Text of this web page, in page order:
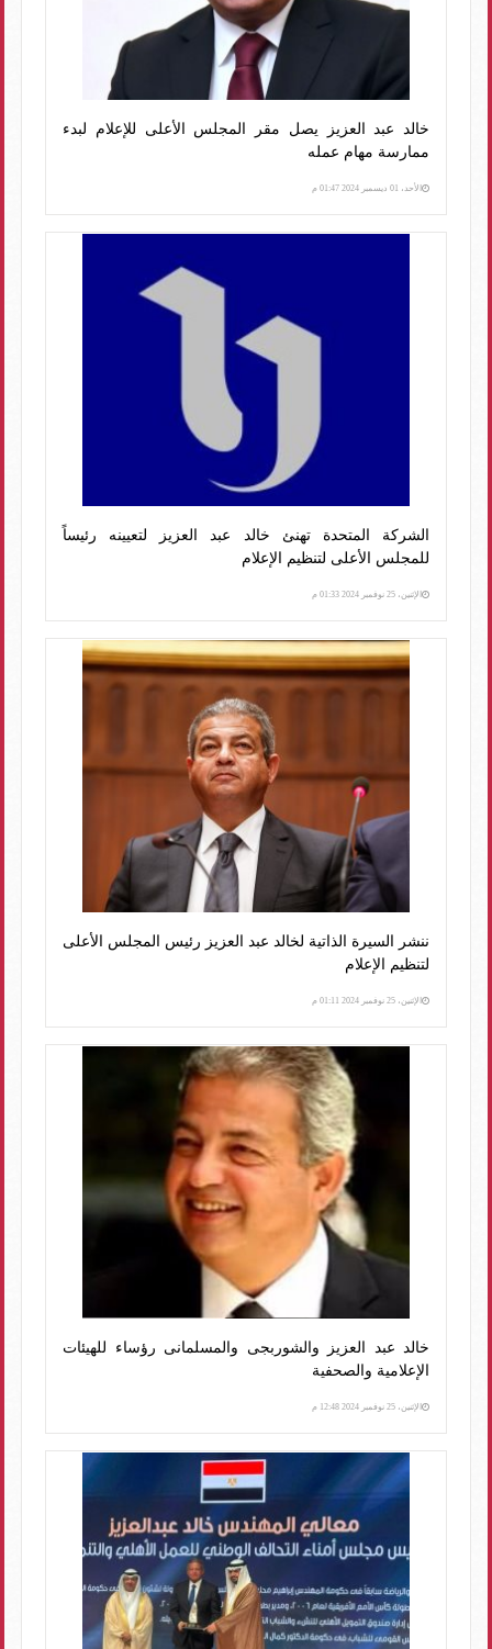
خالد عبد العزيز يصل مقر المجلس الأعلى للإعلام لبدء
ممارسة مهام عمله
الأحد، 01 ديسمبر 2024 01:47 م
الشركة المتحدة تهنئ خالد عبد العزيز لتعيينه رئيساً
للمجلس الأعلى لتنظيم الإعلام
الإثنين، 25 نوفمبر 2024 01:33 م
ننشر السيرة الذاتية لخالد عبد العزيز رئيس المجلس الأعلى
لتنظيم الإعلام
الإثنين، 25 نوفمبر 2024 01:11 م
خالد عبد العزيز والشوربجى والمسلمانى رؤساء للهيئات
الإعلامية والصحفية
الإثنين، 25 نوفمبر 2024 12:48 م